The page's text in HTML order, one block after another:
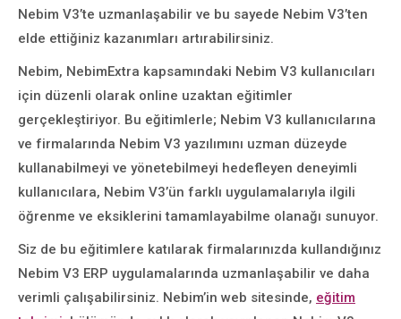
Nebim V3’te uzmanlaşabilir ve bu sayede Nebim V3’ten
elde ettiğiniz kazanımları artırabilirsiniz.
Nebim, NebimExtra kapsamındaki Nebim V3 kullanıcıları
için düzenli olarak online uzaktan eğitimler
gerçekleştiriyor. Bu eğitimlerle; Nebim V3 kullanıcılarına
ve firmalarında Nebim V3 yazılımını uzman düzeyde
kullanabilmeyi ve yönetebilmeyi hedefleyen deneyimli
kullanıcılara, Nebim V3’ün farklı uygulamalarıyla ilgili
öğrenme ve eksiklerini tamamlayabilme olanağı sunuyor.
Siz de bu eğitimlere katılarak firmalarınızda kullandığınız
Nebim V3 ERP uygulamalarında uzmanlaşabilir ve daha
verimli çalışabilirsiniz. Nebim’in web sitesinde, eğitim